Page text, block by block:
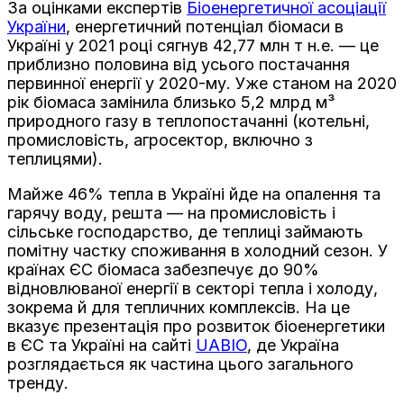
За оцінками експертів Біоенергетичної асоціації
України, енергетичний потенціал біомаси в
Україні у 2021 році сягнув 42,77 млн т н.е. — це
приблизно половина від усього постачання
первинної енергії у 2020-му. Уже станом на 2020
рік біомаса замінила близько 5,2 млрд м³
природного газу в теплопостачанні (котельні,
промисловість, агросектор, включно з
теплицями).
Майже 46% тепла в Україні йде на опалення та
гарячу воду, решта — на промисловість і
сільське господарство, де теплиці займають
помітну частку споживання в холодний сезон. У
країнах ЄС біомаса забезпечує до 90%
відновлюваної енергії в секторі тепла і холоду,
зокрема й для тепличних комплексів. На це
вказує презентація про розвиток біоенергетики
в ЄС та Україні на сайті UABIO, де Україна
розглядається як частина цього загального
тренду.